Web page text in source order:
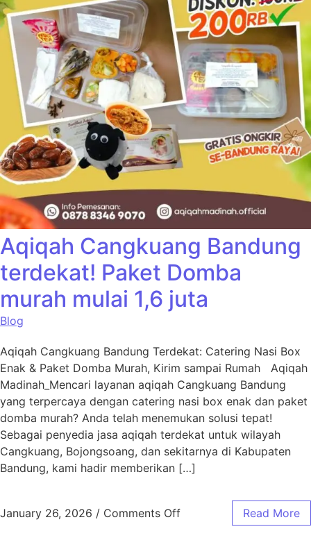
Aqiqah Cangkuang Bandung
terdekat! Paket Domba
murah mulai 1,6 juta
Blog
Aqiqah Cangkuang Bandung Terdekat: Catering Nasi Box
Enak & Paket Domba Murah, Kirim sampai Rumah Aqiqah
Madinah_Mencari layanan aqiqah Cangkuang Bandung
yang terpercaya dengan catering nasi box enak dan paket
domba murah? Anda telah menemukan solusi tepat!
Sebagai penyedia jasa aqiqah terdekat untuk wilayah
Cangkuang, Bojongsoang, dan sekitarnya di Kabupaten
Bandung, kami hadir memberikan […]
January 26, 2026 / Comments Off Read More